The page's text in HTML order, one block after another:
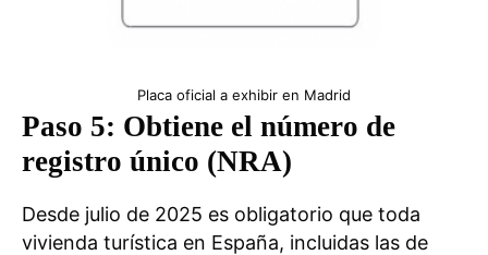
Placa oficial a exhibir en Madrid
Paso 5: Obtiene el número de
registro único (NRA)
Desde julio de 2025 es obligatorio que toda
vivienda turística en España, incluidas las de